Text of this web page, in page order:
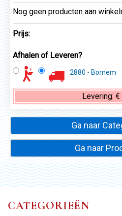
Nog geen producten aan
Prijs:
Afhalen of Leveren?
2880 - Bornem
Levering:€
Ga naar
Ga naar
CATEGORIEËN